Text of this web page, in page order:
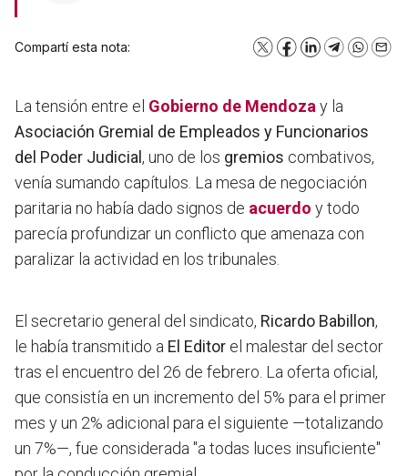
Compartí esta nota: X Facebook
LinkedInTelegram
La tensión entre el Gobierno de Mendoza y la
Asociación Gremial de Empleados y Funcionarios
del Poder Judicial , uno de los gremios combativos,
venía sumando capítulos. La mesa de negociación
paritaria no había dado signos de acuerdo y todo
parecía profundizar un conflicto que amenaza con
paralizar la actividad en los tribunales.
El secretario general del sindicato, Ricardo Babillon,
le había transmitido a El Editor el malestar del sector
tras el encuentro del 26 de febrero. La oferta oficial,
que consistía en un incremento del 5% para el primer
mes y un 2% adicional para el siguiente —totalizando
un 7%—, fue considerada "a todas luces insuficiente"